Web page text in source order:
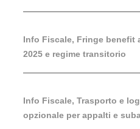
Info Fiscale, Fringe
2025 e regime transitorio
Info Fiscale, Trasporto e
opzionale per appalti e